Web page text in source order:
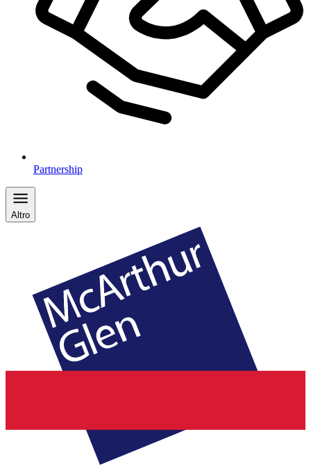
Partnership
Altro